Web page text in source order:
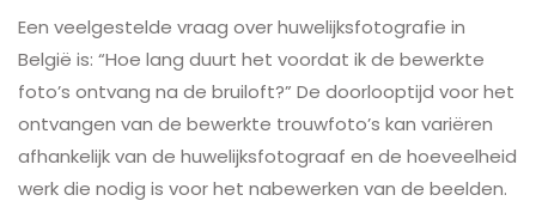
Een veelgestelde vraag over huwelijksfotografie in
België is: “Hoe lang duurt het voordat ik de bewerkte
foto’s ontvang na de bruiloft?” De doorlooptijd voor het
ontvangen van de bewerkte trouwfoto’s kan variëren
afhankelijk van de huwelijksfotograaf en de hoeveelheid
werk die nodig is voor het nabewerken van de beelden.